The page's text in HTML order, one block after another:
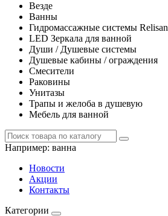
Везде
Ванны
Гидромассажные системы Relisan
LED Зеркала для ванной
Души / Душевые системы
Душевые кабины / ограждения
Смесители
Раковины
Унитазы
Трапы и желоба в душевую
Мебель для ванной
Например: ванна
Новости
Акции
Контакты
Категории